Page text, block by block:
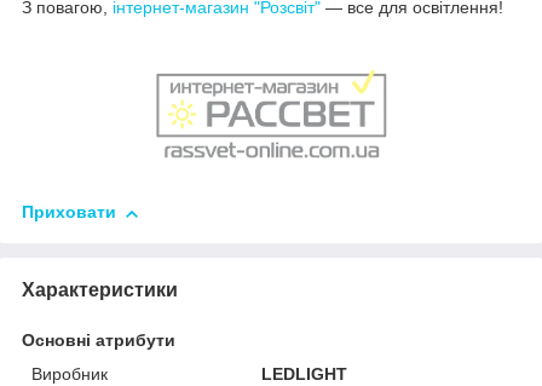
З повагою, інтернет-магазин "Розсвіт" — все для освітлення!
Приховати
Характеристики
Основні атрибути
Виробник
LEDLIGHT